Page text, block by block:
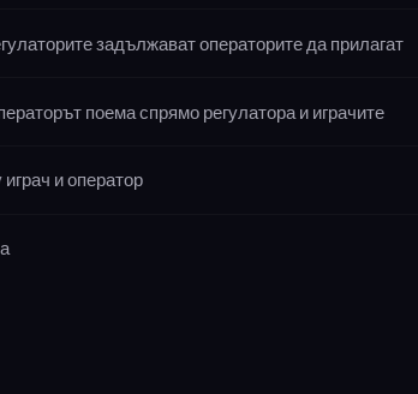
задължават операторите да прилагат
поема спрямо регулатора и играчите
и оператор